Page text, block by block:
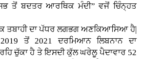
ਤੋਂ ਬਦਤਰ ਆਰਥਿਕ ਮੰਦੀ” ਵਜੋਂ ਚਿੰਨ੍ਹਤ
ਤਬਾਹੀ ਦਾ ਪੱਧਰ ਲਗਭਗ ਅਣਕਿਆਸਿਆ ਹੈ|
ਤੋਂ 2021 ਦਰਮਿਆਨ ਲਿਬਨਾਨ ਦਾ
ਚੁੱਕਾ ਹੈ ਤੇ ਇਸਦੀ ਕੁੱਲ ਘਰੇਲੂ ਪੈਦਾਵਾਰ 52